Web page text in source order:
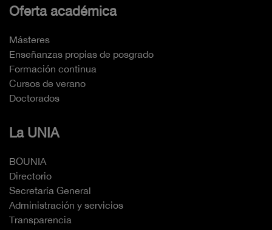
Oferta académica
Másteres
Enseñanzas propias de posgrado
Formación continua
Cursos de verano
Doctorados
La UNIA
BOUNIA
Directorio
Secretaría General
Administración y servicios
Transparencia